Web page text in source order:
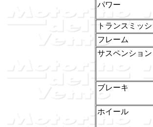
パワー
トランスミッ
フレーム
サスペンション
ブレーキ
ホイール